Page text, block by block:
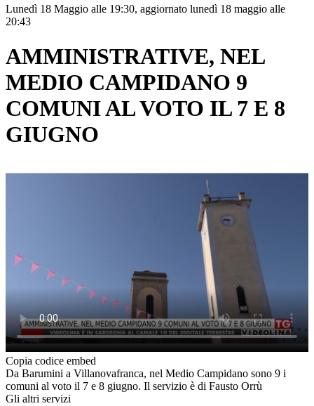
Lunedì 18 Maggio alle 19:30, aggiornato lunedì 18 maggio alle
20:43
AMMINISTRATIVE, NEL
MEDIO CAMPIDANO 9
COMUNI AL VOTO IL 7 E 8
GIUGNO
Copia codice embed
Da Barumini a Villanovafranca, nel Medio Campidano sono 9 i
comuni al voto il 7 e 8 giugno. Il servizio è di Fausto Orrù
Gli altri servizi